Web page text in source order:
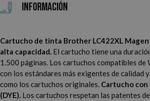
Brother MFC J6535 DW
XL
Brother
Brother MFC J5955 DW Brother
Brother MFC J6540 DW Brother
Información
Cartucho de tinta Brother LC422XL
alta capacidad. El cartucho tiene una
1.500 páginas. Los cartuchos compatibles de
con los estándares más exigentes de calidad
como los cartuchos originales. Cartucho con
(DYE). Los cartuchos respetan las patentes